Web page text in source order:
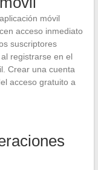
móvil
acceso inmediato
suscriptores
registrarse en el
Crear una cuenta
acceso gratuito a